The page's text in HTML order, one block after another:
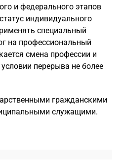
и федерального этапов
индивидуального
специальный
на профессиональный
смена профессии и
перерыва не более
гражданскими
служащими.